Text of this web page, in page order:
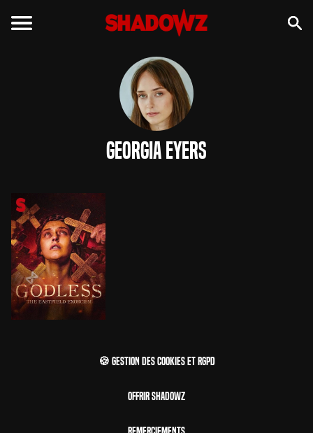
Georgia Eyers
🍪 Gestion des cookies et RGPD
Offrir Shadowz